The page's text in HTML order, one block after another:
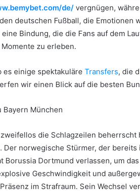
de/ vergnügen,
deutschen Fußball, die Emotionen
Bindung, die die Fans auf dem
zu erleben.
es einige spektakuläre Transfers, die
wir einen Blick auf die besten
Bayern München
die Schlagzeilen beherrscht
Der norwegische Stürmer, der
Borussia Dortmund verlassen, um
Geschwindigkeit und
im Strafraum. Sein Wechsel